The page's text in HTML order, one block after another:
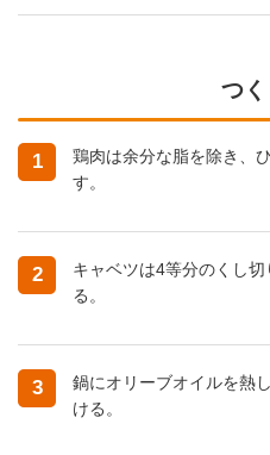
つ
1
鶏肉は余分な脂を除き、
す。
2
キャベツは4等分のくし
る。
3
鍋にオリーブオイルを熱
ける。